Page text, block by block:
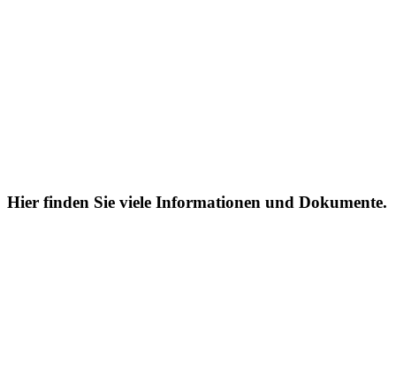
Hier finden Sie viele Informationen und Dokumente.